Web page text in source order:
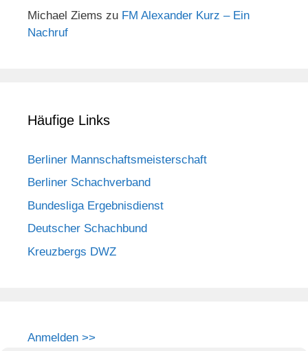
Michael Ziems zu FM Alexander Kurz – Ein
Nachruf
Häufige Links
Berliner Mannschaftsmeisterschaft
Berliner Schachverband
Bundesliga Ergebnisdienst
Deutscher Schachbund
Kreuzbergs DWZ
Anmelden >>